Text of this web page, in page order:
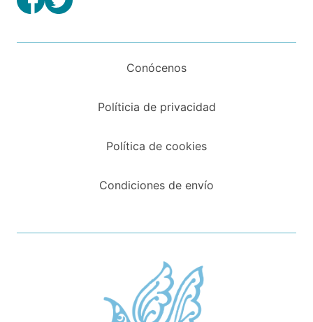
Conócenos
Políticia de privacidad
Política de cookies
Condiciones de envío